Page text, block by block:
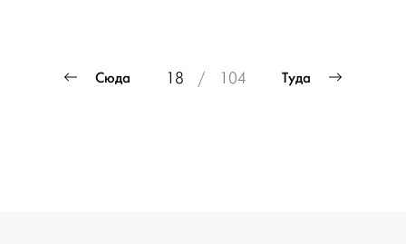
Пагинация
Сюда 18 / 104 Туда
ПРОЕКТ
СВАДЬБЫ